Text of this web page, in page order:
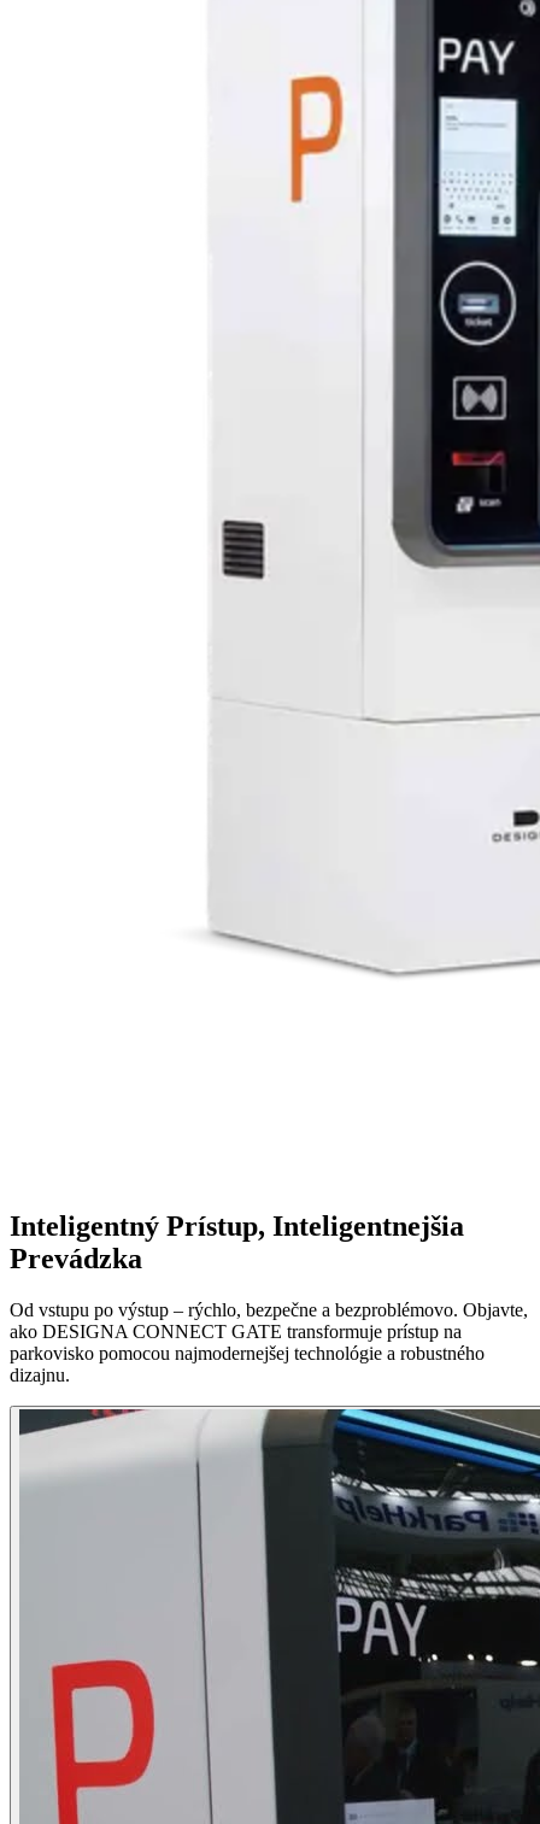
Inteligentný Prístup, Inteligentnejšia
Prevádzka
Od vstupu po výstup – rýchlo, bezpečne a bezproblémovo. Objavte,
ako DESIGNA CONNECT GATE transformuje prístup na
parkovisko pomocou najmodernejšej technológie a robustného
dizajnu.